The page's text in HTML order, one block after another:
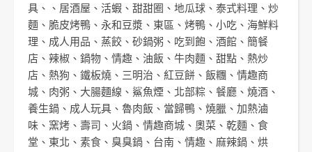
具 、、 居酒屋 、 活蝦 、 甜甜圈 、 地瓜球 、 泰式料理 、 炒
麵 、 脆皮烤鴨 、 永和豆漿 、 東區 、 烤鴨 、 小吃 、 海鮮料
理 、 成人用品 、 蒸餃 、 砂鍋粥 、 吃到飽 、 酒館 、 簡餐
店 、 辣椒 、 鍋物 、 情趣 、 油飯 、 牛肉麵 、 甜點 、 熱炒
店 、 熱狗 、 鐵板燒 、 三明治 、 紅豆餅 、 飯糰 、 情趣商
城 、 肉粥 、 大腸麵線 、 鯊魚煙 、 北部粽 、 餐廳 、 燒酒 、
養生鍋 、 成人玩具 、 魯肉飯 、 當歸鴨 、 燒臘 、 加熱滷
味 、 窯烤 、 壽司 、 火鍋 、 情趣商城 、 奧菜 、 乾麵 、 食
堂 、 東北 、 素食 、 臭臭鍋 、 台南 、 情趣 、 麻辣鍋 、 烘